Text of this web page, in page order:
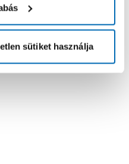
sütiket használja